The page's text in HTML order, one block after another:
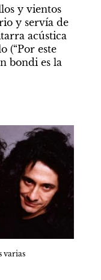
y vientos
y servía de
acústica
(“Por este
bondi es la
varias